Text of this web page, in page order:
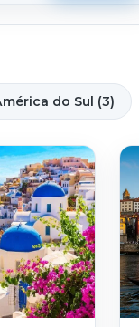
do Sul (3)